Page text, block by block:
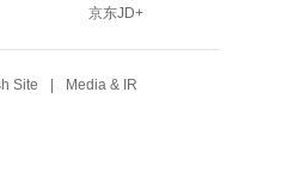
京东JD+
Site Media & IR